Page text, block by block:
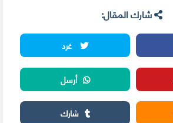
شارك المقال:
غرد
أرسل
شارك